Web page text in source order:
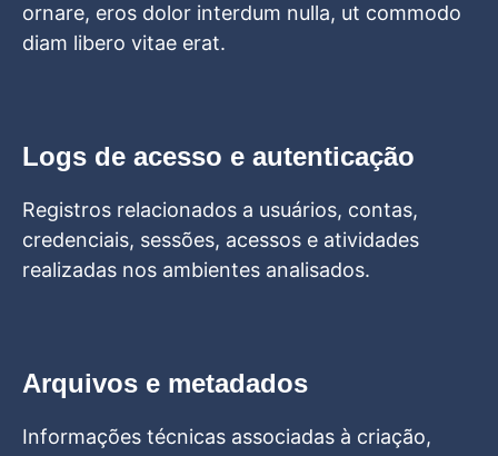
ornare, eros dolor interdum nulla, ut commodo
diam libero vitae erat.
Logs de acesso e autenticação
Registros relacionados a usuários, contas,
credenciais, sessões, acessos e atividades
realizadas nos ambientes analisados.
Arquivos e metadados
Informações técnicas associadas à criação,